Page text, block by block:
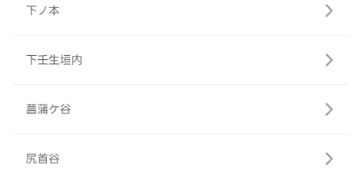
下ノ本
下壬生垣内
菖蒲ケ谷
尻首谷